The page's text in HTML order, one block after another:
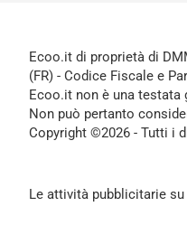
Ecoo.it di proprietà di
(FR) - Codice Fiscale e
Ecoo.it non è una testata
Non può pertanto
Copyright ©2026 - Tutti i
Le attività pubblicitarie